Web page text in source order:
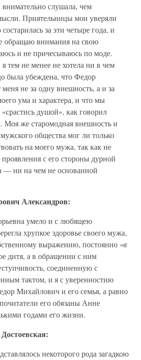
слушала, чем
Приятельницы мои уверяли
за эти четыре года, и
обращаю внимания на свою
и не причесываюсь по моде.
тем не менее не хотела ни в чем
была убеждена, что Федор
не за одну внешность, а и за
ума и характера, и что мы
душой», как говорил
же старомодная внешность и
общества мог ли только
на моего мужа, так как не
с его стороны дурной
— ни на чем не основанной
Александров:
умело и с любящею
хрупкое здоровье своего мужа,
выражению, постоянно «в
дитя, а в обращении с ним
соединенную с
тактом, и я с уверенностию
Михайлович и его семья, а равно
его обязаны Анне
годами его жизни.
некоторого рода загадкою